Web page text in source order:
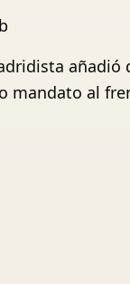
añadió
mandato al